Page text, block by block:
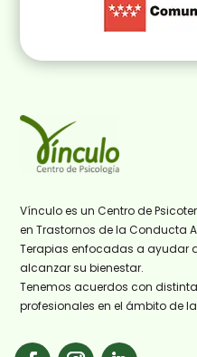
Vínculo es un Centro de
en Trastornos de la Conducta
Terapias enfocadas a ayudar
alcanzar su bienestar.
Tenemos acuerdos con
profesionales en el ámbito de